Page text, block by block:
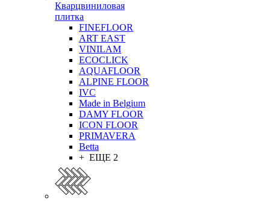
Кварцвиниловая
плитка
FINEFLOOR
ART EAST
VINILAM
ECOCLICK
AQUAFLOOR
ALPINE FLOOR
IVC
Made in Belgium
DAMY FLOOR
ICON FLOOR
PRIMAVERA
Betta
+ ЕЩЕ 2